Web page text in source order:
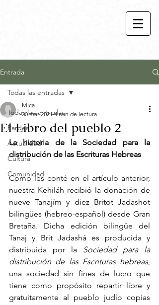
Entrada
Todas las entradas
Pardes
Actualidad
Cultura
Comunidad
Todas las entradas
El Libro del pueblo 2
Mica
30 mar 2021 4 min de lectura
La historia de la Sociedad para la
distribución de las Escrituras Hebreas
Como les conté en el artículo anterior,
nuestra Kehiláh recibió la donación de
nueve Tanajím y diez Britot Jadashot
bilingües (hebreo-español) desde Gran
Bretaña. Dicha edición bilingüe del
Tanaj y Brit Jadashá es producida y
distribuida por la Sociedad para la
distribución de las Escrituras hebreas,
una sociedad sin fines de lucro que
tiene como propósito repartir libre y
gratuitamente al pueblo judío copias